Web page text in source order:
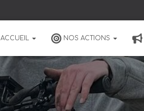
ACCUEIL NOS ACTIONS